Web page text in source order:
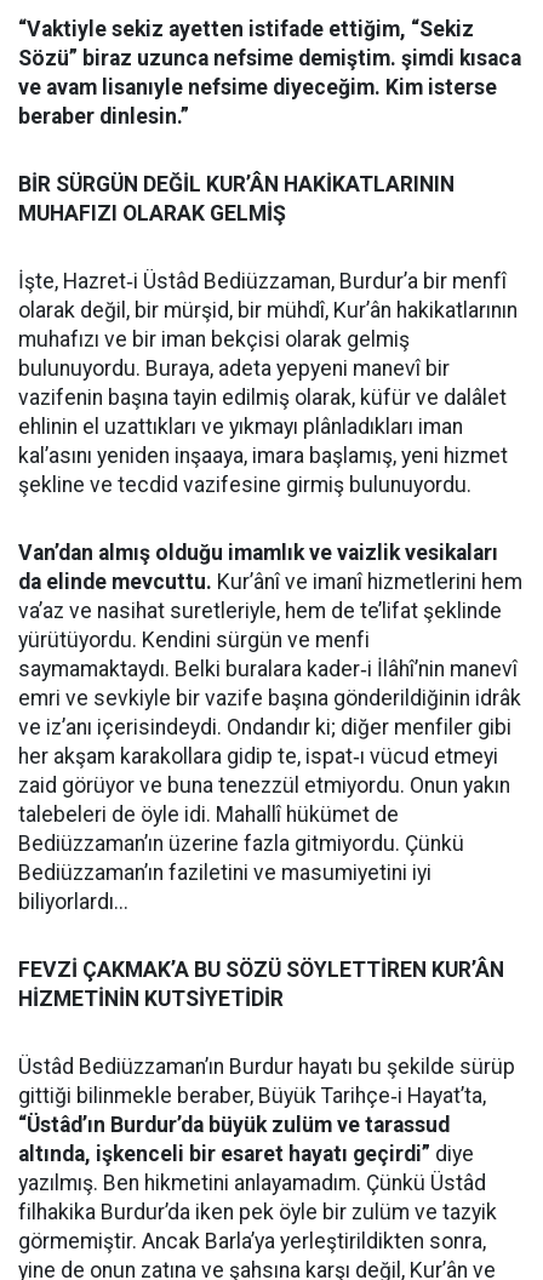
“Vaktiyle sekiz ayetten istifade ettiğim, “Sekiz
Sözü” biraz uzunca nefsime demiştim. şimdi kısaca
ve avam lisanıyle nefsime diyeceğim. Kim isterse
beraber dinlesin.”
BİR SÜRGÜN DEĞİL KUR’ÂN HAKİKATLARININ
MUHAFIZI OLARAK GELMİŞ
İşte, Hazret‑i Üstâd Bediüzzaman, Burdur’a bir menfî
olarak değil, bir mürşid, bir mühdî, Kur’ân hakikatlarının
muhafızı ve bir iman bekçisi olarak gelmiş
bulunuyordu. Buraya, adeta yepyeni manevî bir
vazifenin başına tayin edilmiş olarak, küfür ve dalâlet
ehlinin el uzattıkları ve yıkmayı plânladıkları iman
kal’asını yeniden inşaaya, imara başlamış, yeni hizmet
şekline ve tecdid vazifesine girmiş bulunuyordu.
Van’dan almış olduğu imamlık ve vaizlik vesikaları
da elinde mevcuttu. Kur’ânî ve imanî hizmetlerini hem
va’az ve nasihat suretleriyle, hem de te’lifat şeklinde
yürütüyordu. Kendini sürgün ve menfi
saymamaktaydı. Belki buralara kader‑i İlâhî’nin manevî
emri ve sevkiyle bir vazife başına gönderildiğinin idrâk
ve iz’anı içerisindeydi. Ondandır ki; diğer menfiler gibi
her akşam karakollara gidip te, ispat‑ı vücud etmeyi
zaid görüyor ve buna tenezzül etmiyordu. Onun yakın
talebeleri de öyle idi. Mahallî hükümet de
Bediüzzaman’ın üzerine fazla gitmiyordu. Çünkü
Bediüzzaman’ın faziletini ve masumiyetini iyi
biliyorlardı...
FEVZİ ÇAKMAK’A BU SÖZÜ SÖYLETTİREN KUR’ÂN
HİZMETİNİN KUTSİYETİDİR
Üstâd Bediüzzaman’ın Burdur hayatı bu şekilde sürüp
gittiği bilinmekle beraber, Büyük Tarihçe‑i Hayat’ta,
“Üstâd’ın Burdur’da büyük zulüm ve tarassud
altında, işkenceli bir esaret hayatı geçirdi” diye
yazılmış. Ben hikmetini anlayamadım. Çünkü Üstâd
filhakika Burdur’da iken pek öyle bir zulüm ve tazyik
görmemiştir. Ancak Barla’ya yerleştirildikten sonra,
yine de onun zatına ve şahsına karşı değil, Kur’ân ve